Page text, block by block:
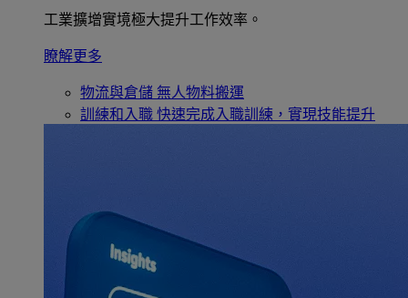
工業擴增實境極大提升工作效率。
瞭解更多
物流與倉儲 無人物料搬運
訓練和入職 快速完成入職訓練，實現技能提升